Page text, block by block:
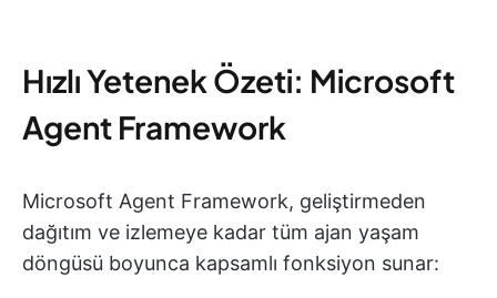
Hızlı Yetenek Özeti: Microsoft
Agent Framework
Microsoft Agent Framework, geliştirmeden
dağıtım ve izlemeye kadar tüm ajan yaşam
döngüsü boyunca kapsamlı fonksiyon sunar: